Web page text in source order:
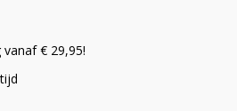
€ 29,95!